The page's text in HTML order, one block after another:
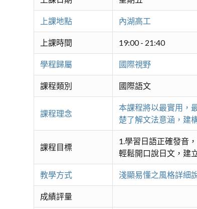
上課地點 內湖高工
上課時間 19:00 - 21:40
學程歸屬 國際視野
課程類別 國際語文
課程理念
本課程將以最實用，
楚了解文法意涵，建
課程目標
1.學習日語正確發音
輕鬆開口說日文，建
教學方式 淺顯易懂之風格詳細
成績評量